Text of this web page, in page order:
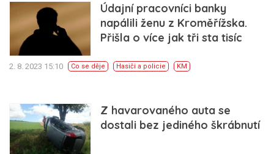
Údajní pracovníci banky
napálili ženu z Kroměřížska.
Přišla o více jak tři sta tisíc
2. 8. 2023 15:10 Co se děje Hasiči a policie KM
Z havarovaného auta se
dostali bez jediného škrábnutí